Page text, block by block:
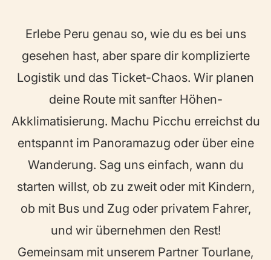
Erlebe Peru genau so, wie du es bei uns
gesehen hast, aber spare dir komplizierte
Logistik und das Ticket-Chaos. Wir planen
deine Route mit sanfter Höhen-
Akklimatisierung. Machu Picchu erreichst du
entspannt im Panoramazug oder über eine
Wanderung. Sag uns einfach, wann du
starten willst, ob zu zweit oder mit Kindern,
ob mit Bus und Zug oder privatem Fahrer,
und wir übernehmen den Rest!
Gemeinsam mit unserem Partner Tourlane,